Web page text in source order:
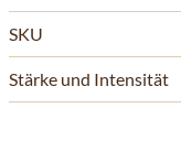
SKU
Stärke und Intensität